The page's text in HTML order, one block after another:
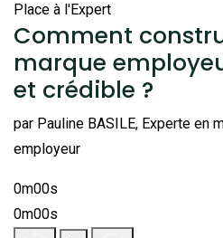
Place à l'Expert
Comment
marque
et crédible ?
par Pauline BASILE, Experte en
employeur
0m00s
0m00s